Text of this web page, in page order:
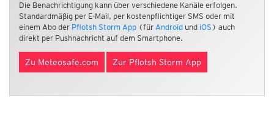
Die Benachrichtigung kann über verschiedene Kanäle erfolgen.
Standardmäßig per E-Mail, per kostenpflichtiger SMS oder mit
einem Abo der Pflotsh Storm App (für Android und iOS ) auch
direkt per Pushnachricht auf dem Smartphone.
Zu Meteosafe.com Zur Pflotsh Storm App